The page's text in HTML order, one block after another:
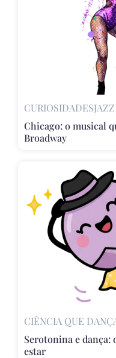
CURIOSIDADESJAZZ
Chicago: o musical
Broadway
CIÊNCIA QUE
Serotonina e dança:
estar